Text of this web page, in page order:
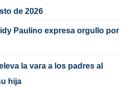
de 2026
Paulino expresa orgullo por
la vara a los padres al
hija